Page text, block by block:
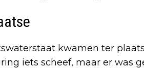
kwamen ter
iets scheef, maar er was